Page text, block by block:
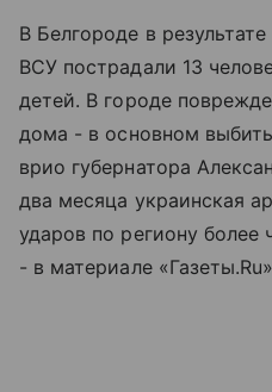
В Белгороде в
ВСУ пострадали 13
детей. В городе
дома - в основном
врио губернатора
два месяца украинская
ударов по региону
- в материале